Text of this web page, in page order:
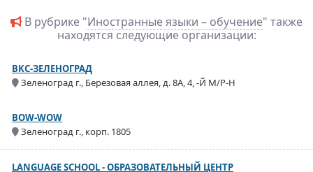
В рубрике "Иностранные языки – обучение" также
находятся следующие организации:
BKC-ЗЕЛЕНОГРАД
Зеленоград г., Березовая аллея, д. 8А, 4, -Й М/Р-Н
BOW-WOW
Зеленоград г., корп. 1805
LANGUAGE SCHOOL - ОБРАЗОВАТЕЛЬНЫЙ ЦЕНТР